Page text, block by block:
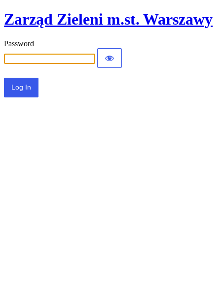
Zarząd Zieleni m.st. Warszawy
Password